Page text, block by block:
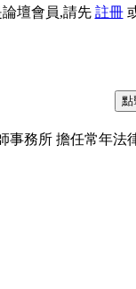
壇會員,請先 註冊
事務所 擔任常年法